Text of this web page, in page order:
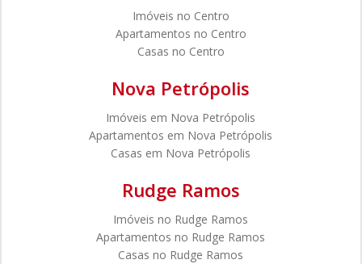
Imóveis no Centro
Apartamentos no Centro
Casas no Centro
Nova Petrópolis
Imóveis em Nova Petrópolis
Apartamentos em Nova Petrópolis
Casas em Nova Petrópolis
Rudge Ramos
Imóveis no Rudge Ramos
Apartamentos no Rudge Ramos
Casas no Rudge Ramos